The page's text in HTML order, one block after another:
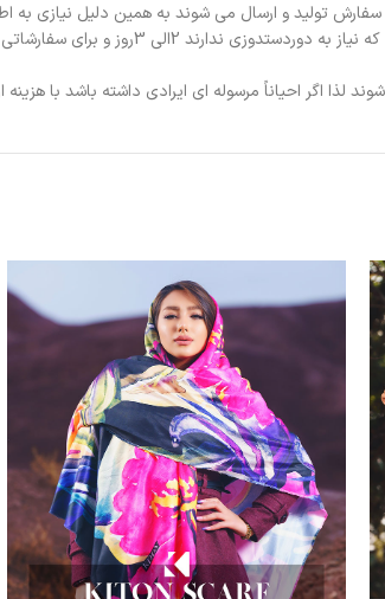
تولید و ارسال می شوند به همین دلیل نیازی
نیاز به دوردستدوزی دارند حدوداً یک هفته زمانبر خواهد بود.
لذا اگر احیاناً مرسوله ای ایرادی داشته باشد با